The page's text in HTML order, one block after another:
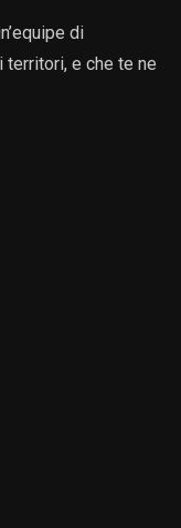
di
e che te ne